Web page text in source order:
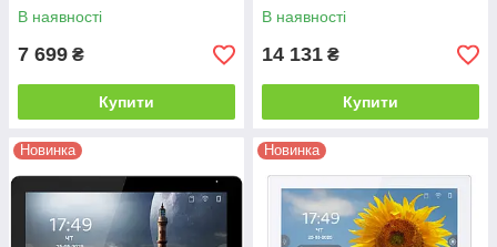
В наявності
7 699 ₴
Купити
В наявності
14 131 ₴
Купити
Новинка Новинка